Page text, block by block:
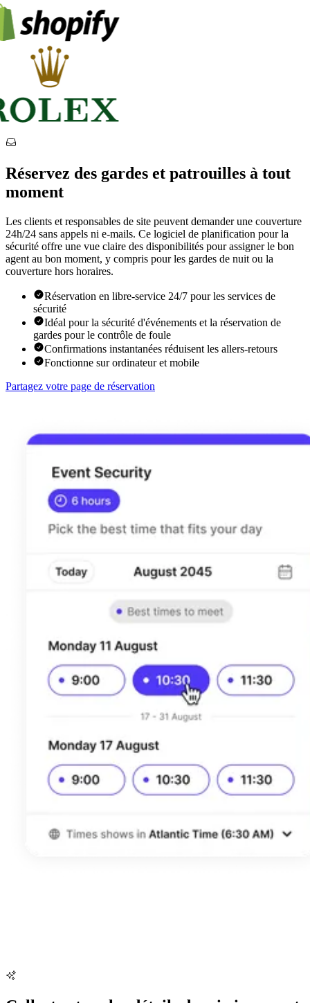
Réservez des gardes et patrouilles à tout
moment
Les clients et responsables de site peuvent demander une couverture
24h/24 sans appels ni e-mails. Ce logiciel de planification pour la
sécurité offre une vue claire des disponibilités pour assigner le bon
agent au bon moment, y compris pour les gardes de nuit ou la
couverture hors horaires.
Réservation en libre-service 24/7 pour les services de
sécurité
Idéal pour la sécurité d'événements et la réservation de
gardes pour le contrôle de foule
Confirmations instantanées réduisent les allers-retours
Fonctionne sur ordinateur et mobile
Partagez votre page de réservation